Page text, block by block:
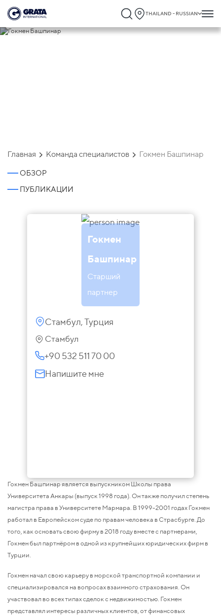
THAILAND - RUSSIAN
Главная Команда специалистов Гокмен Башпинар
ОБЗОР
ПУБЛИКАЦИИ
Гокмен
Башпинар
Старший
партнер
Стамбул, Турция
Стамбул
+90 532 511 70 00
Напишите мне
Гокмен Башпинар является выпускником Школы права
Университета Анкары (выпуск 1998 года). Он также получил степень
магистра права в Университете Мармара. В 1999-2001 годах Гокмен
работал в Европейском суде по правам человека в Страсбурге. До
того, как основать свою фирму в 2018 году вместе с партнерами,
Гокмен был партнёром в одной из крупнейших юридических фирм в
Турции.
Гокмен начал свою карьеру в морской транспортной компании и
специализировался на вопросах взаимного страхования. Он
участвовал во всех типах сделок с недвижимостью. Гокмен
представлял интересы различных клиентов, от финансовых